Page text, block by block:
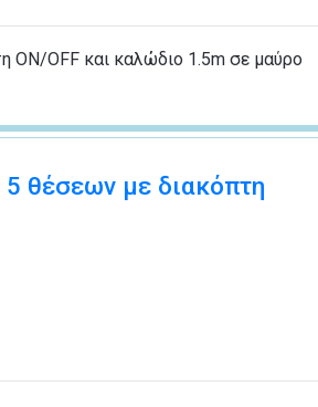
ON/OFF και καλώδιο 1.5m σε μαύρο
θέσεων με διακόπτη